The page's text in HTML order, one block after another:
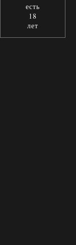
есть
18
лет